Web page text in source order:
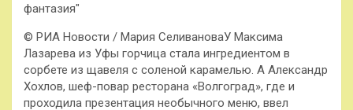
фантазия"
© РИА Новости / Мария СеливановаУ Максима
Лазарева из Уфы горчица стала ингредиентом в
сорбете из щавеля с соленой карамелью. А Александр
Хохлов, шеф-повар ресторана «Волгоград», где и
проходила презентация необычного меню, ввел